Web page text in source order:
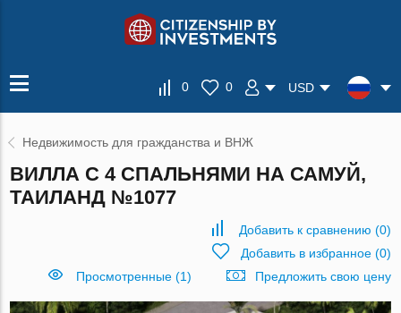
0 0 USD
Недвижимость для гражданства и ВНЖ
ВИЛЛА С 4 СПАЛЬНЯМИ НА САМУЙ,
ТАИЛАНД №1077
Добавить к сравнению (0)
Добавить в избранное(0)
Просмотренные (1)
Предложить свою цену